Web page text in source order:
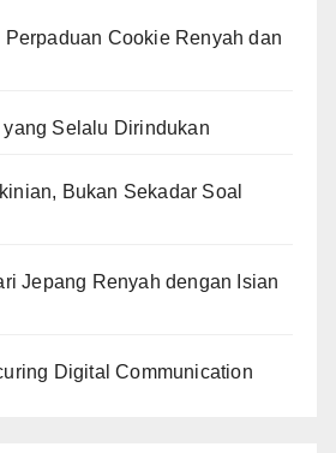
Cookie Renyah dan
yang Selalu Dirindukan
Bukan Sekadar Soal
Jepang Renyah dengan Isian
Digital Communication